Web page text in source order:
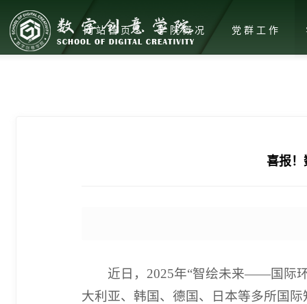
网站首页 学院概况 党群工作
喜报！
近日，2025年“智绘未来——国际
大利亚、韩国、德国、日本等多所国